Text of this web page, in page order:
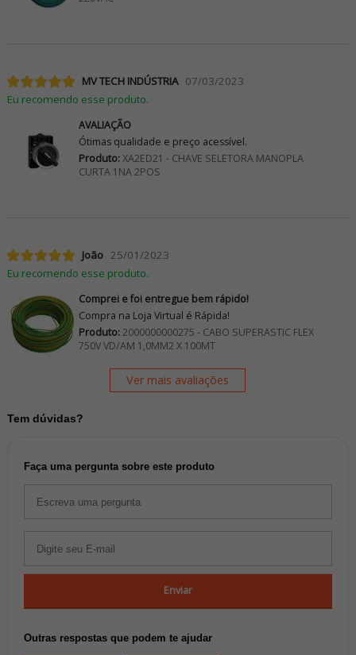
MV TECH INDÚSTRIA 07/03/2023
Eu recomendo esse produto.
AVALIAÇÃO
Ótimas qualidade e preço acessível.
Produto:XA2ED21 - CHAVE SELETORA MANOPLA
CURTA 1NA 2POS
João 25/01/2023
Eu recomendo esse produto.
Comprei e foi entregue bem rápido!
Compra na Loja Virtual é Rápida!
Produto:2000000000275 - CABO SUPERASTIC FLEX
750V VD/AM 1,0MM2 X 100MT
Ver mais avaliações
Tem dúvidas?
Faça uma pergunta sobre este produto
Enviar
Outras respostas que podem te ajudar